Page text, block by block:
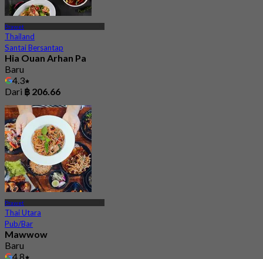
Prawet
Thailand
Santai Bersantap
Hia Ouan Arhan Pa
Baru
4.3
Dari ฿ 206.66
Prawet
Thai Utara
Pub/Bar
Mawwow
Baru
4.8